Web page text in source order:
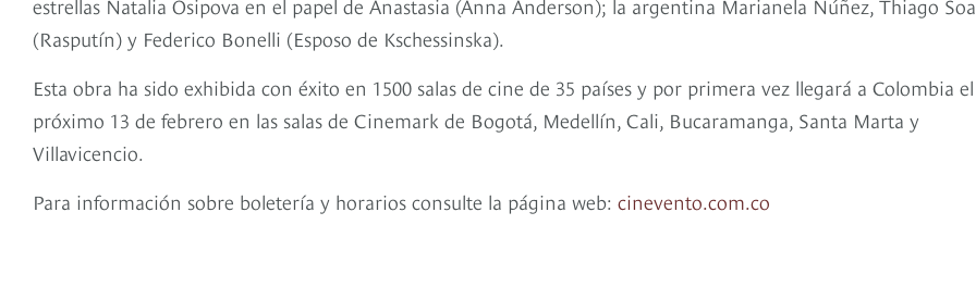
(Rasputín) y Federico Bonelli (Esposo de Kschessinska).
Esta obra ha sido exhibida con éxito en 1500 salas de cine de 35 países y por primera vez llegará a Colombia el
próximo 13 de febrero en las salas de Cinemark de Bogotá, Medellín, Cali, Bucaramanga, Santa Marta y
Villavicencio.
Para información sobre boletería y horarios consulte la página web: cinevento.com.co